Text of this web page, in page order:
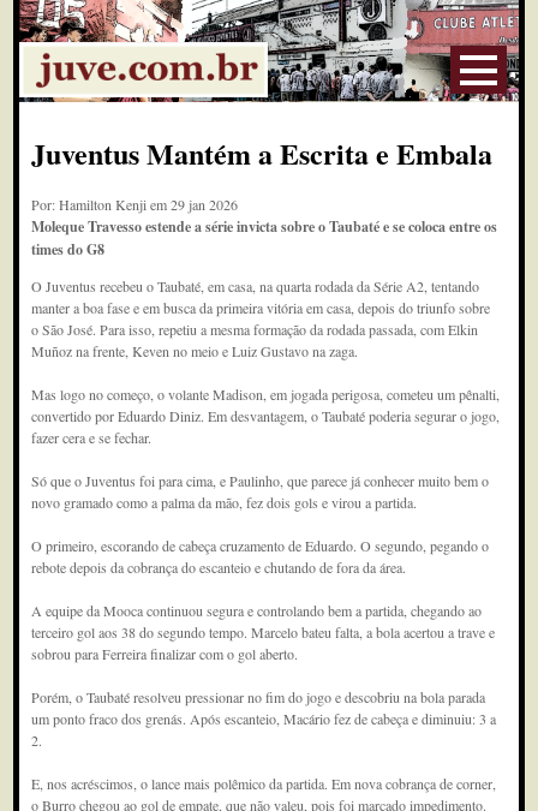
Juventus Mantém a Escrita e Embala
Por: Hamilton Kenji em 29 jan 2026
Moleque Travesso estende a série invicta sobre o Taubaté e se coloca entre os
times do G8
O Juventus recebeu o Taubaté, em casa, na quarta rodada da Série A2, tentando
manter a boa fase e em busca da primeira vitória em casa, depois do triunfo sobre
o São José. Para isso, repetiu a mesma formação da rodada passada, com Elkin
Muñoz na frente, Keven no meio e Luiz Gustavo na zaga.
Mas logo no começo, o volante Madison, em jogada perigosa, cometeu um pênalti,
convertido por Eduardo Diniz. Em desvantagem, o Taubaté poderia segurar o jogo,
fazer cera e se fechar.
Só que o Juventus foi para cima, e Paulinho, que parece já conhecer muito bem o
novo gramado como a palma da mão, fez dois gols e virou a partida.
O primeiro, escorando de cabeça cruzamento de Eduardo. O segundo, pegando o
rebote depois da cobrança do escanteio e chutando de fora da área.
A equipe da Mooca continuou segura e controlando bem a partida, chegando ao
terceiro gol aos 38 do segundo tempo. Marcelo bateu falta, a bola acertou a trave e
sobrou para Ferreira finalizar com o gol aberto.
Porém, o Taubaté resolveu pressionar no fim do jogo e descobriu na bola parada
um ponto fraco dos grenás. Após escanteio, Macário fez de cabeça e diminuiu: 3 a
2.
E, nos acréscimos, o lance mais polêmico da partida. Em nova cobrança de corner,
o Burro chegou ao gol de empate, que não valeu, pois foi marcado impedimento.